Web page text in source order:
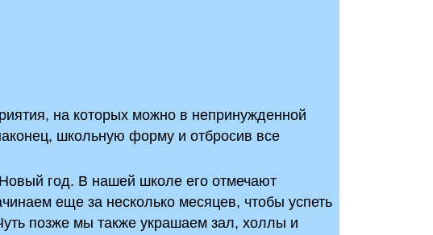
на которых можно в непринужденной
школьную форму и отбросив все
год. В нашей школе его отмечают
еще за несколько месяцев, чтобы успеть
позже мы также украшаем зал, холлы и